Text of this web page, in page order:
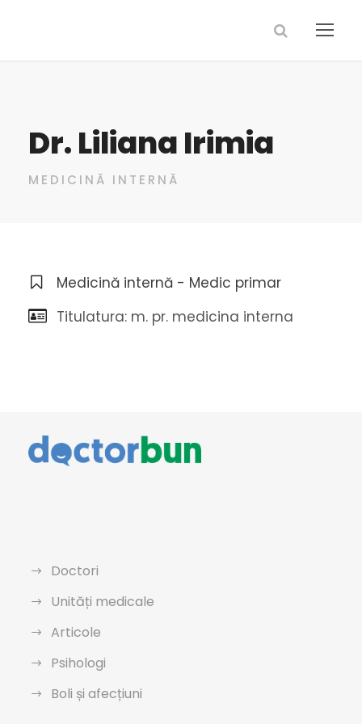
Dr. Liliana Irimia
MEDICINĂ INTERNĂ
Medicină internă - Medic primar
Titulatura: m. pr. medicina interna
Doctori
Unități medicale
Articole
Psihologi
Boli și afecțiuni